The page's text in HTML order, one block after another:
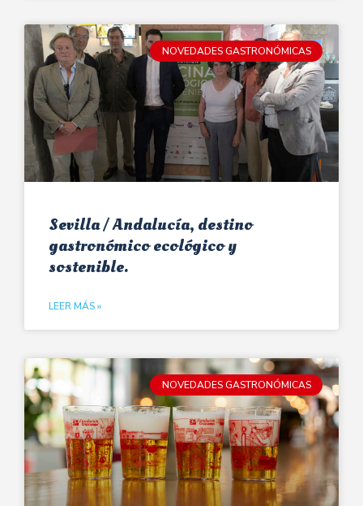
NOVEDADES GASTRONÓMICAS
Sevilla / Andalucía, destino
gastronómico ecológico y
sostenible.
LEER MÁS »
NOVEDADES GASTRONÓMICAS